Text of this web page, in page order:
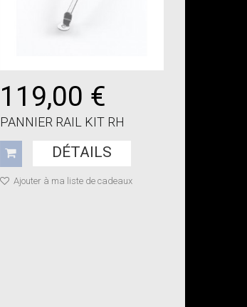
119,00 €
PANNIER RAIL KIT RH
DÉTAILS
Ajouter à ma liste de cadeaux